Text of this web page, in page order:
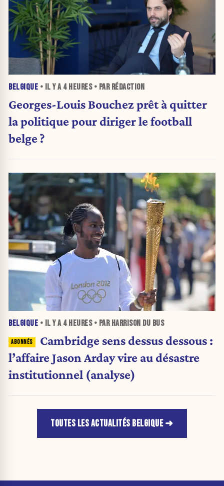
BELGIQUE • IL Y A 4 HEURES• PAR RÉDACTION
Georges-Louis Bouchez prêt à quitter
la politique pour diriger le football
belge ?
BELGIQUE • IL Y A 4 HEURES• PAR HARRISON DU BUS
Cambridge sens dessus dessous :
l’affaire Jason Arday vire au désastre
institutionnel (analyse)
TOUTES LES ACTUALITÉS BELGIQUE